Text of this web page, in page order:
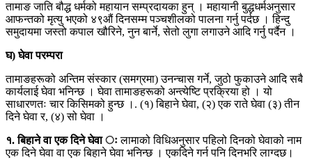
तामाङ जाति बौद्ध धर्मको महायान सम्प्रदायका हुन् । महायानी बुद्धधर्मअनुसार
आफन्तको मृत्यु भएको ४९औं दिनसम्म पञ्चशीलको पालना गर्नु पर्दछ । हिन्दु
समुदायमा जस्तो कपाल खौरिने, नुन बार्ने, सेतो लुगा लगाउने आदि गर्नु पर्दैन ।
घ) घेवा परम्परा
तामाङहरूको अन्तिम संस्कार (समग्रमा) उनन्चास गर्ने, जुठो फुकाउने आदि सबै
कार्यलाई घेवा भनिन्छ । घेवा तामाङहरूको अन्त्येष्टि प्रक्रिया हो । यो
साधारणतः चार किसिमको हुन्छ ।. (१) बिहाने घेवा, (२) एक राते घेवा (३) तीन
दिने घेवा र, (४) सो घेवा ।
१. बिहाने वा एक दिने घेवा ःलामाको विधिअनुसार पहिलो दिनको घेवाको नाम
एक दिने घेवा वा एक बिहाने घेवा भनिन्छ । एकदिने गर्न पनि दिनभरि लाग्दछ।